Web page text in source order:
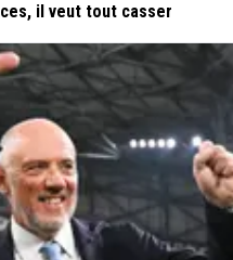
il veut tout casser